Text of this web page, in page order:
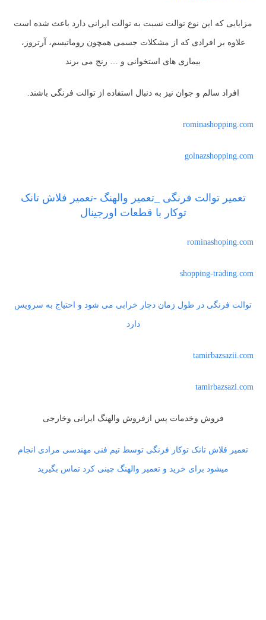
مزایایی که این نوع توالت نسبت به توالت ایرانی دارد باعث شده است
علاوه بر افرادی که از مشکلات جسمی همچون روماتیسم، آرتروز،
بیماری های استخوانی و … رنج می برند
افراد سالم و جوان نیز به دنبال استفاده از توالت فرنگی باشند.
rominashopping.com
golnazshopping.com
تعمیر توالت فرنگی _تعمیر والهنگ -تعمیر فلاش تانک
توکار با قطعات اورجینال
rominashoping.com
shopping-trading.com
توالت فرنگی در طول زمان دچار خرابی می شود و احتیاج به سرویس
دارد
tamirbazsazii.com
tamirbazsazi.com
فروش وخدمات پس ازفروش والهنگ ایرانی وخارجی
تعمیر فلاش تانک توکار فرنگی توسط تیم فنی مهندسی مرادی انجام
میشود برای خرید و تعمیر والهنگ چینی کرد تماس بگیرید